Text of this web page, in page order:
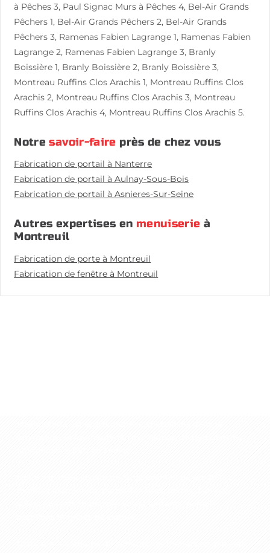
à Pêches 3, Paul Signac Murs à Pêches 4, Bel-Air Grands
Pêchers 1, Bel-Air Grands Pêchers 2, Bel-Air Grands
Pêchers 3, Ramenas Fabien Lagrange 1, Ramenas Fabien
Lagrange 2, Ramenas Fabien Lagrange 3, Branly
Boissière 1, Branly Boissière 2, Branly Boissière 3,
Montreau Ruffins Clos Arachis 1, Montreau Ruffins Clos
Arachis 2, Montreau Ruffins Clos Arachis 3, Montreau
Ruffins Clos Arachis 4, Montreau Ruffins Clos Arachis 5.
Notresavoir-faire près de chez vous
Fabrication de portail à Nanterre
Fabrication de portail à Aulnay-Sous-Bois
Fabrication de portail à Asnieres-Sur-Seine
Autres expertises en menuiserie à
Montreuil
Fabrication de porte à Montreuil
Fabrication de fenêtre à Montreuil